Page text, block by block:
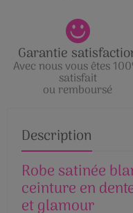
Garantie
Avec nous vous êtes
satisfait
ou remboursé
Description
Robe satinée
ceinture en
et glamour